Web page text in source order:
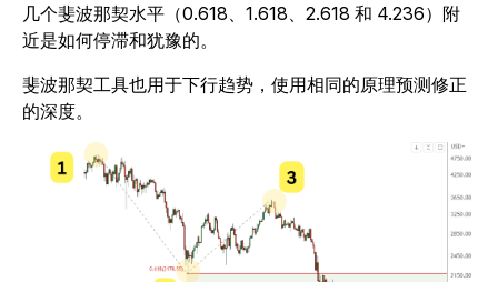
几个斐波那契水平（0.618、1.618、2.618 和 4.236）附
近是如何停滞和犹豫的。
斐波那契工具也用于下行趋势，使用相同的原理预测修正
的深度。